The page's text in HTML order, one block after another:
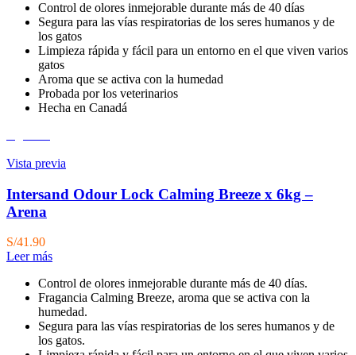
Control de olores inmejorable durante más de 40 días
Segura para las vías respiratorias de los seres humanos y de
los gatos
Limpieza rápida y fácil para un entorno en el que viven varios
gatos
Aroma que se activa con la humedad
Probada por los veterinarios
Hecha en Canadá
Vista previa
Intersand Odour Lock Calming Breeze x 6kg –
Arena
S/41.90
Leer más
Control de olores inmejorable durante más de 40 días.
Fragancia Calming Breeze, aroma que se activa con la
humedad.
Segura para las vías respiratorias de los seres humanos y de
los gatos.